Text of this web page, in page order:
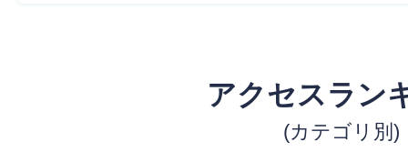
アクセスラン
(カテゴリ別)